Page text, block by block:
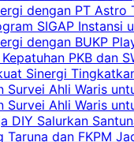
dengan PT Astro
SIGAP Instansi
dengan BUKP
PKB dan
Sinergi
Survei Ahli Waris
Survei Ahli Waris
DIY Salurkan
Taruna dan FKPM